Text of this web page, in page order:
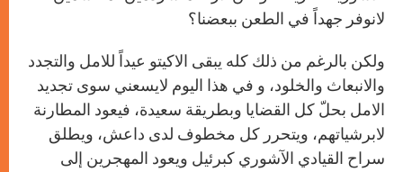
لانوفر جهداً في الطعن ببعضنا؟
ولكن بالرغم من ذلك كله يبقى الاكيتو عيداً للامل والتجدد
والانبعاث والخلود، و في هذا اليوم لايسعني سوى تجديد
الامل بحلّ كل القضايا وبطريقة سعيدة، فيعود المطارنة
لابرشياتهم، ويتحرر كل مخطوف لدى داعش، ويطلق
سراح القيادي الآشوري كبرئيل ويعود المهجرين إلى